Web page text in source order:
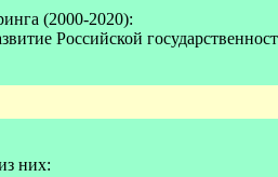
(2000-2020):
Российской
них: